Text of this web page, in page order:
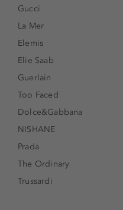
Gucci
La Mer
Elemis
Elie Saab
Guerlain
Too Faced
Dolce&Gabbana
NISHANE
Prada
The Ordinary
Trussardi